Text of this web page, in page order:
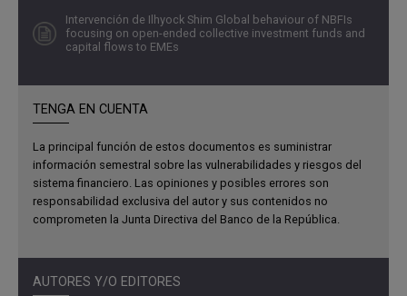
Intervención de Ilhyock Shim Global behaviour of NBFIs
focusing on open-ended collective investment funds and
capital flows to EMEs
TENGA EN CUENTA
La principal función de estos documentos es suministrar
información semestral sobre las vulnerabilidades y riesgos del
sistema financiero. Las opiniones y posibles errores son
responsabilidad exclusiva del autor y sus contenidos no
comprometen la Junta Directiva del Banco de la República.
AUTORES Y/O EDITORES
financiera se entiende como una situación en la cual el
sistema financiero (entidades, mercados e
infraestructuras) cumple con tres características:
economía canalizando fondos de manera adecuada;
Evalúa, identifica y administra los riesgos financieros
de una manera apropiada;
Está en capacidad de absorber, disipar y mitigar de
manera autónoma la materialización de los riesgos que
pueda surgir como resultado de eventos adversos”.
constituye un componente esencial de la estabilidad